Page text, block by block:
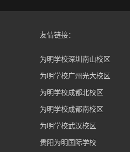
友情链接：
为明学校深圳南山校区
为明学校广州光大校区
为明学校成都北校区
为明学校成都南校区
为明学校武汉校区
贵阳为明国际学校